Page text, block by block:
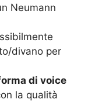
Neumann
divano per
di voice
la qualità